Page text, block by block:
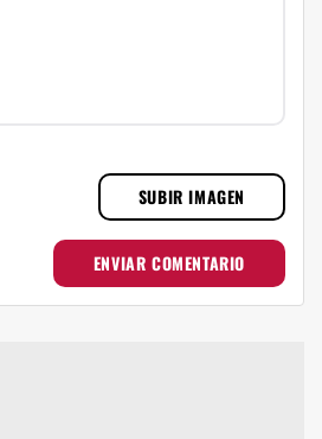
SUBIR IMAGEN
ENVIAR COMENTARIO